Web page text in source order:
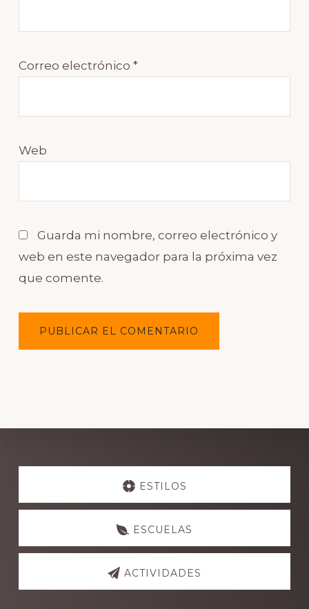
Correo electrónico *
Web
Guarda mi nombre, correo electrónico y
web en este navegador para la próxima vez
que comente.
Explore
ESTILOS
ESCUELAS
ACTIVIDADES